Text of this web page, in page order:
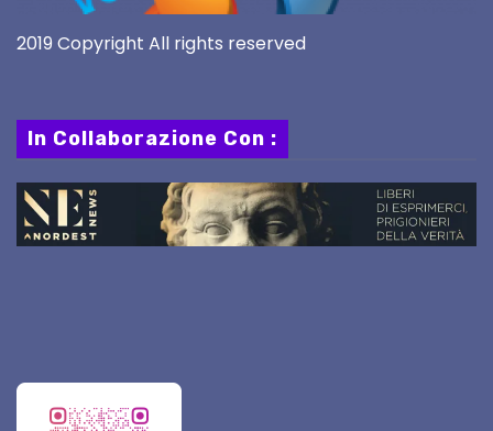
2019 Copyright All rights reserved
In Collaborazione Con :